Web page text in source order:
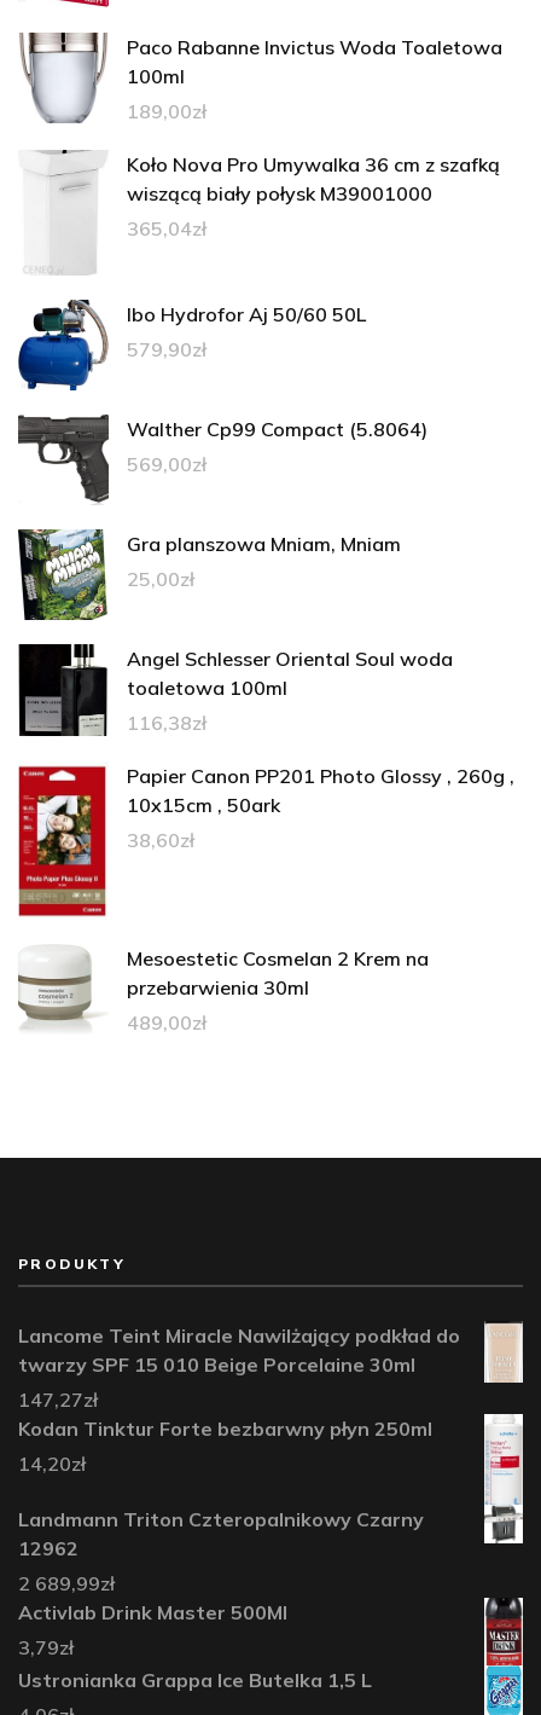
Paco Rabanne Invictus Woda Toaletowa
100ml
189,00zł
Koło Nova Pro Umywalka 36 cm z szafką
wiszącą biały połysk M39001000
365,04zł
Ibo Hydrofor Aj 50/60 50L
579,90zł
Walther Cp99 Compact (5.8064)
569,00zł
Gra planszowa Mniam, Mniam
25,00zł
Angel Schlesser Oriental Soul woda
toaletowa 100ml
116,38zł
Papier Canon PP201 Photo Glossy , 260g ,
10x15cm , 50ark
38,60zł
Mesoestetic Cosmelan 2 Krem na
przebarwienia 30ml
489,00zł
PRODUKTY
Lancome Teint Miracle Nawilżający podkład do
twarzy SPF 15 010 Beige Porcelaine 30ml
147,27zł
Kodan Tinktur Forte bezbarwny płyn 250ml
14,20zł
Landmann Triton Czteropalnikowy Czarny
12962
2 689,99zł
Activlab Drink Master 500Ml
3,79zł
Ustronianka Grappa Ice Butelka 1,5 L